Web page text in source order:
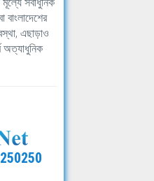
এছাড়াও
অত্যাধুনিক